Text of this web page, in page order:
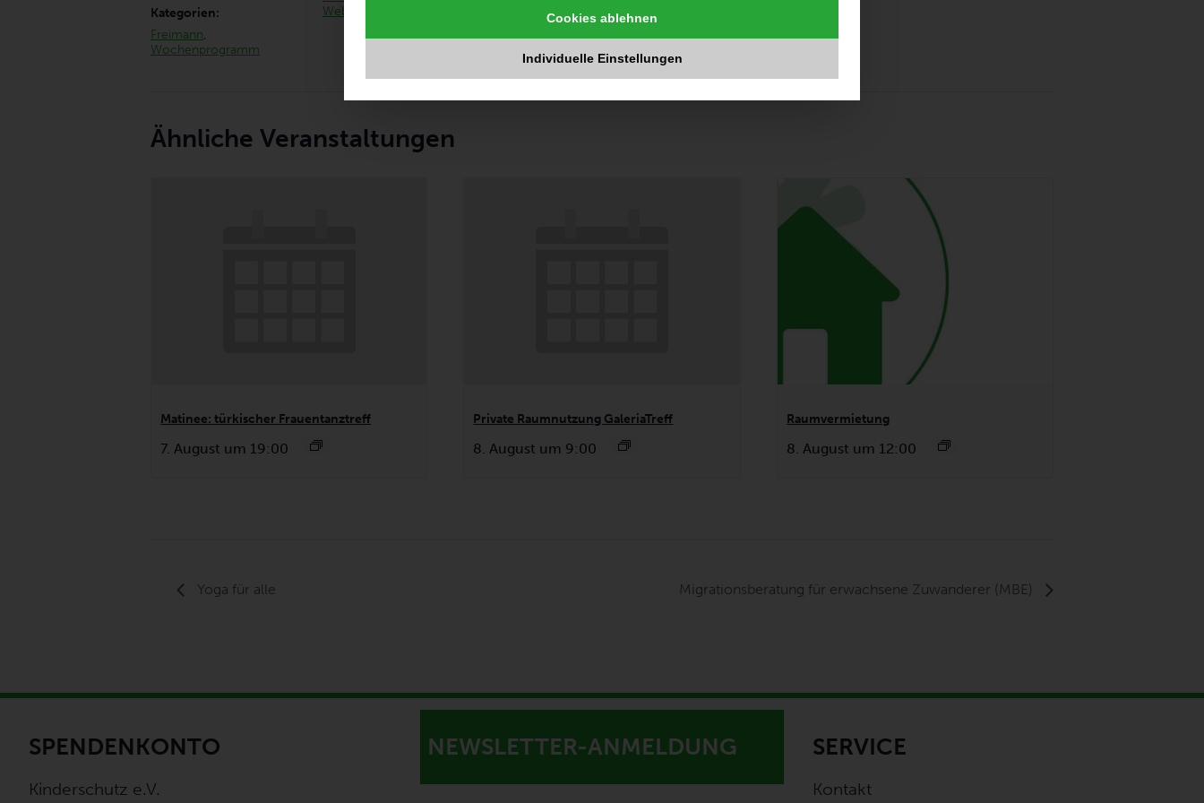
Kategorien:
Freimann,
Wochenprogramm
Website anzeigen
Ähnliche Veranstaltungen
Matinee: türkischer Frauentanztreff
7. August um 19:00
Private Raumnutzung GaleriaTreff
8. August um 9:00
Raumvermietung
8. August um 12:00
Yoga für alle Migrationsberatung für erwachsene Zuwanderer (MBE)
SPENDENKONTO
Kinderschutz e.V.
NEWSLETTER-ANMELDUNG SERVICE
Kontakt
Cookies ablehnen
Individuelle Einstellungen